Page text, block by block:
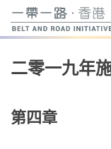
始
容
二零一九年
第四章